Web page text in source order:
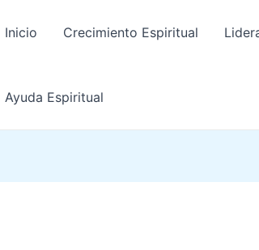
Inicio Crecimiento Espiritual
Ayuda Espiritual